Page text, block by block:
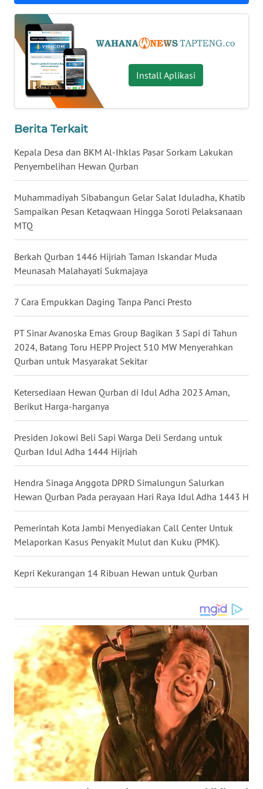
Install Aplikasi
Berita Terkait
Kepala Desa dan BKM Al-Ihklas Pasar Sorkam Lakukan
Penyembelihan Hewan Qurban
Muhammadiyah Sibabangun Gelar Salat Iduladha, Khatib
Sampaikan Pesan Ketaqwaan Hingga Soroti Pelaksanaan
MTQ
Berkah Qurban 1446 Hijriah Taman Iskandar Muda
Meunasah Malahayati Sukmajaya
7 Cara Empukkan Daging Tanpa Panci Presto
PT Sinar Avanoska Emas Group Bagikan 3 Sapi di Tahun
2024, Batang Toru HEPP Project 510 MW Menyerahkan
Qurban untuk Masyarakat Sekitar
Ketersediaan Hewan Qurban di Idul Adha 2023 Aman,
Berikut Harga-harganya
Presiden Jokowi Beli Sapi Warga Deli Serdang untuk
Qurban Idul Adha 1444 Hijriah
Hendra Sinaga Anggota DPRD Simalungun Salurkan
Hewan Qurban Pada perayaan Hari Raya Idul Adha 1443 H
Pemerintah Kota Jambi Menyediakan Call Center Untuk
Melaporkan Kasus Penyakit Mulut dan Kuku (PMK).
Kepri Kekurangan 14 Ribuan Hewan untuk Qurban
WN
BANTEN
WN
NTT
WN
KEPRI
WN
PAPUA
WN
PAPUA
BARAT
WN
SERAMBI
WN
JAMBI
SULTRA
NTB
WN
SULTENG
WN
SULBAR
WN
BABEL
WN
SUMSEL
WN
BENGKULU
WN
LAMPUNG
WN